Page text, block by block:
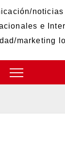
noticias
e
marketing